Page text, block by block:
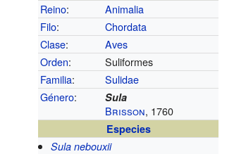
Reino:
Animalia
Filo:
Chordata
Clase:
Aves
Orden:
Suliformes
Familia:
Sulidae
Género: Sula
Brisson, 1760
Especies
Sula nebouxii